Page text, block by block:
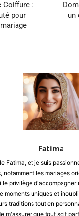
Coiffure :
pour
un
Fatima
Fatima, et je suis
notamment les mariages
le privilège d'accompagner
moments uniques et
traditions tout en
m'assurer que tout soit